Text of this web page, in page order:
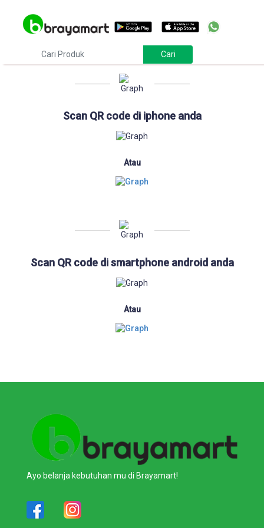
Download
Scan QR code di iphone anda
Atau
Scan QR code di smartphone android anda
Atau
Ayo belanja kebutuhan mu di Brayamart!